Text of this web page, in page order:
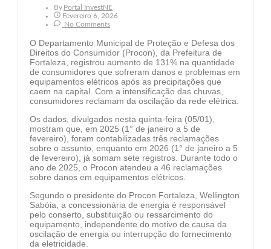
By Portal InvestNE
Fevereiro 6, 2026
No Comments
O Departamento Municipal de Proteção e Defesa dos
Direitos do Consumidor (Procon), da Prefeitura de
Fortaleza, registrou aumento de 131% na quantidade
de consumidores que sofreram danos e problemas em
equipamentos elétricos após as precipitações que
caem na capital. Com a intensificação das chuvas,
consumidores reclamam da oscilação da rede elétrica.
Os dados, divulgados nesta quinta-feira (05/01),
mostram que, em 2025 (1° de janeiro a 5 de
fevereiro), foram contabilizadas três reclamações
sobre o assunto, enquanto em 2026 (1° de janeiro a 5
de fevereiro), já somam sete registros. Durante todo o
ano de 2025, o Procon atendeu a 46 reclamações
sobre danos em equipamentos elétricos.
Segundo o presidente do Procon Fortaleza, Wellington
Sabóia, a concessionária de energia é responsável
pelo conserto, substituição ou ressarcimento do
equipamento, independente do motivo de causa da
oscilação de energia ou interrupção do fornecimento
da eletricidade.